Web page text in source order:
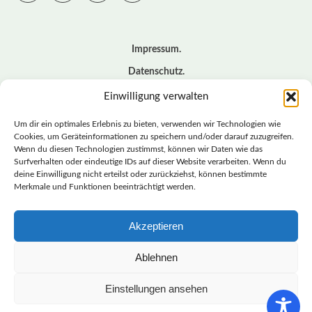
Einwilligung verwalten
Um dir ein optimales Erlebnis zu bieten, verwenden wir Technologien wie
Cookies, um Geräteinformationen zu speichern und/oder darauf zuzugreifen.
Wenn du diesen Technologien zustimmst, können wir Daten wie das
Surfverhalten oder eindeutige IDs auf dieser Website verarbeiten. Wenn du
deine Einwilligung nicht erteilst oder zurückziehst, können bestimmte
Merkmale und Funktionen beeinträchtigt werden.
Akzeptieren
Ablehnen
Einstellungen ansehen
Impressum
Datenschutz
Cookie – Richtlinie (EU)
© BASISDEMOKRATISCHE PARTEI DEUTSCHLAND *
LANDESVERBAND SACHSEN
LANDESVERBAND
SACHSEN | DIEBASIS
BASISDEMOKRATISCHE PARTEI DEUTSCHLAND –